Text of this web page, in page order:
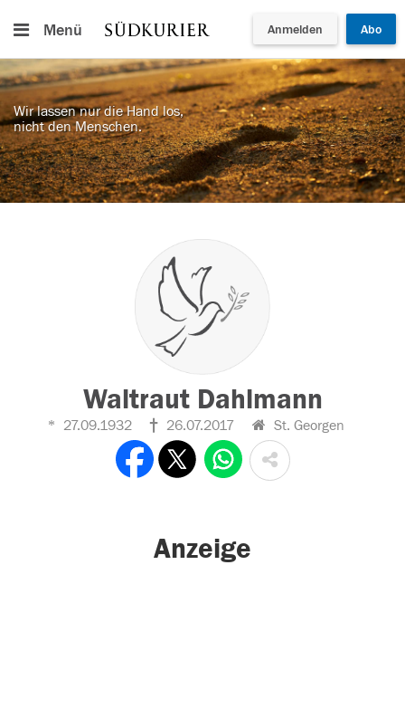
Menü Anmelden Abo
Wir lassen nur die Hand los,
nicht den Menschen.
Waltraut Dahlmann
27.09.1932 26.07.2017 St. Georgen
Anzeige